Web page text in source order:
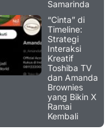
Samarinda
“Cinta” di
Timeline:
Strategi
Interaksi
Kreatif
Toshiba TV
dan Amanda
Brownies
yang Bikin X
Ramai
Kembali